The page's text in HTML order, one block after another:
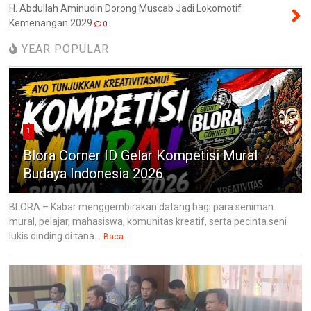
H. Abdullah Aminudin Dorong Muscab Jadi Lokomotif
Kemenangan 2029
0
YEAR POPULAR
1
Blora Corner ID Gelar Kompetisi Mural
Budaya Indonesia 2026
BLORA – Kabar menggembirakan datang bagi para seniman
mural, pelajar, mahasiswa, komunitas kreatif, serta pecinta seni
lukis dinding di tana...
Baca